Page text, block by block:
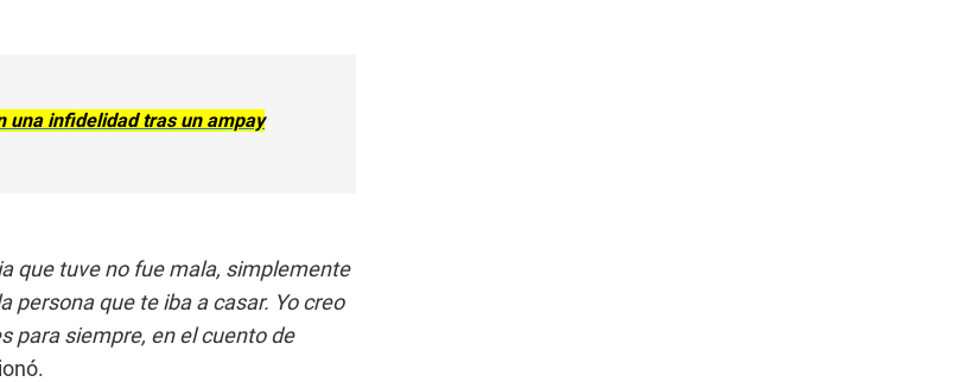
una infidelidad tras un ampay
que tuve no fue mala, simplemente
persona que te iba a casar. Yo creo
para siempre, en el cuento de